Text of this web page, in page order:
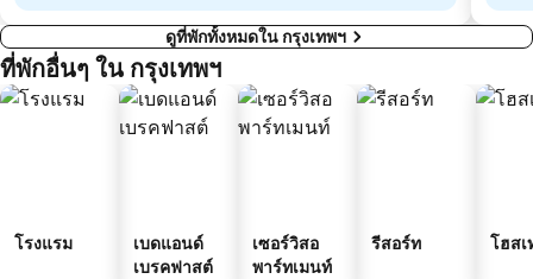
ดูที่พักทั้งหมดใน กรุงเทพฯ
ที่พักอื่นๆ ใน กรุงเทพฯ
โรงแรม
เบดแอนด์
เบรคฟาสต์
เซอร์วิสอ
พาร์ทเมนท์
รีสอร์ท โฮสเ